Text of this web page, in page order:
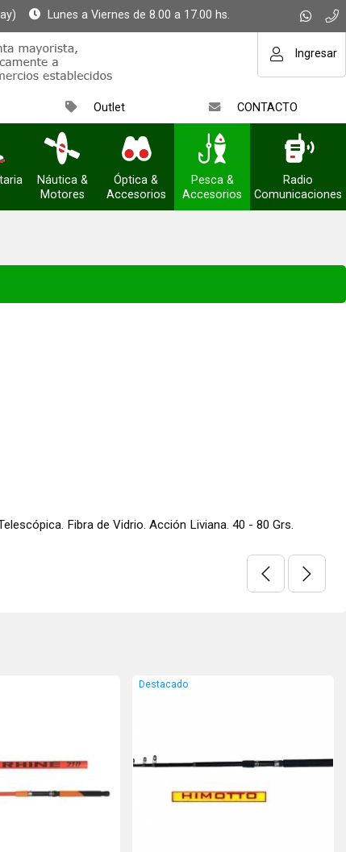
Lunes a Viernes de 8.00 a 17.00 hs.
Ingresar
Outlet CONTACTO
Náutica &
Motores
Óptica &
Accesorios
Pesca &
Accesorios
Radio
Comunicaciones
Fibra de Vidrio. Acción Liviana. 40 - 80 Grs.
Destacado